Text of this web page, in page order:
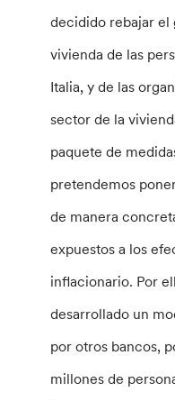
decidido rebajar el
vivienda de las
Italia, y de las
sector de la
paquete de
pretendemos
de manera
expuestos a los
inflacionario. Por
desarrollado un
por otros bancos,
millones de